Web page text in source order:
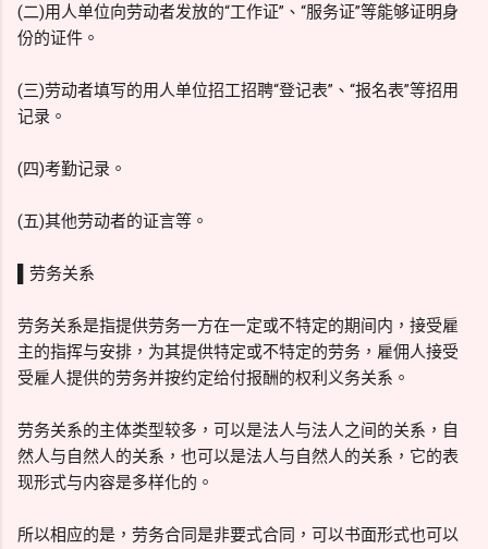
(二)用人单位向劳动者发放的“工作证”、“服务证”等能够证明身
份的证件。
(三)劳动者填写的用人单位招工招聘“登记表”、“报名表”等招用
记录。
(四)考勤记录。
(五)其他劳动者的证言等。
▌劳务关系
劳务关系是指提供劳务一方在一定或不特定的期间内，接受雇
主的指挥与安排，为其提供特定或不特定的劳务，雇佣人接受
受雇人提供的劳务并按约定给付报酬的权利义务关系。
劳务关系的主体类型较多，可以是法人与法人之间的关系，自
然人与自然人的关系，也可以是法人与自然人的关系，它的表
现形式与内容是多样化的。
所以相应的是，劳务合同是非要式合同，可以书面形式也可以